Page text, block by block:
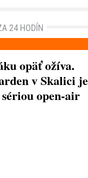
24 HODÍN
opäť ožíva.
v Skalici je
open-air